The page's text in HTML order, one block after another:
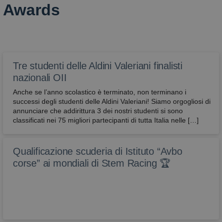
Awards
Tre studenti delle Aldini Valeriani finalisti
nazionali OII
Anche se l’anno scolastico è terminato, non terminano i
successi degli studenti delle Aldini Valeriani! Siamo orgogliosi di
annunciare che addirittura 3 dei nostri studenti si sono
classificati nei 75 migliori partecipanti di tutta Italia nelle […]
Qualificazione scuderia di Istituto “Avbo
corse” ai mondiali di Stem Racing 🏆